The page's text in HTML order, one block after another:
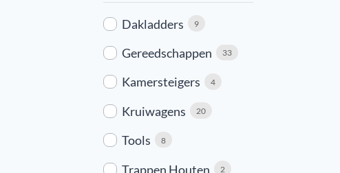
Dakladders 9
Gereedschappen 33
Kamersteigers 4
Kruiwagens 20
Tools 8
Trappen Houten 2